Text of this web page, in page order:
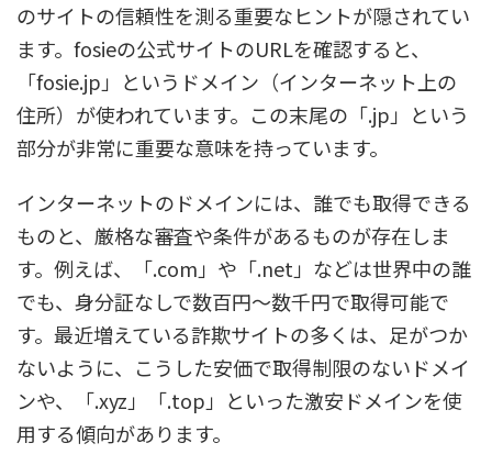
のサイトの信頼性を測る重要なヒントが隠されてい
ます。fosieの公式サイトのURLを確認すると、
「fosie.jp」というドメイン（インターネット上の
住所）が使われています。この末尾の「.jp」という
部分が非常に重要な意味を持っています。
インターネットのドメインには、誰でも取得できる
ものと、厳格な審査や条件があるものが存在しま
す。例えば、「.com」や「.net」などは世界中の誰
でも、身分証なしで数百円〜数千円で取得可能で
す。最近増えている詐欺サイトの多くは、足がつか
ないように、こうした安価で取得制限のないドメイ
ンや、「.xyz」「.top」といった激安ドメインを使
用する傾向があります。